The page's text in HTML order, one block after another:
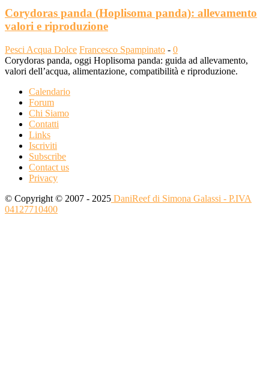
Corydoras panda (Hoplisoma panda): allevamento
valori e riproduzione
Pesci Acqua Dolce Francesco Spampinato - 0
Corydoras panda, oggi Hoplisoma panda: guida ad allevamento,
valori dell’acqua, alimentazione, compatibilità e riproduzione.
Calendario
Forum
Chi Siamo
Contatti
Links
Iscriviti
Subscribe
Contact us
Privacy
© Copyright © 2007 - 2025 DaniReef di Simona Galassi - P.IVA
04127710400